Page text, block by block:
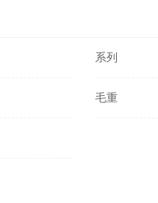
系列
毛重